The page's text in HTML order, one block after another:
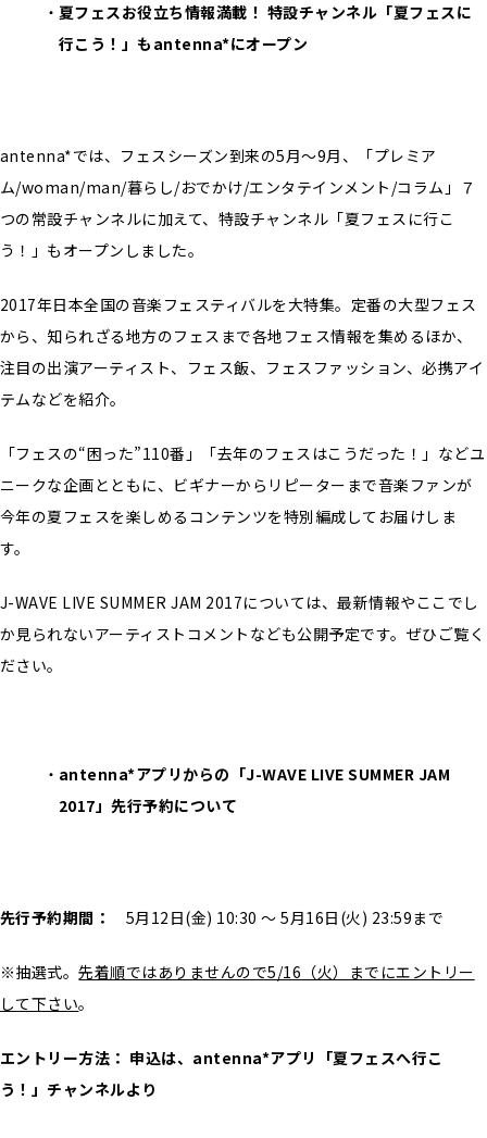
夏フェスお役立ち情報満載！ 特設チャンネル「夏フェスに
行こう！」もantenna*にオープン
antenna*では、フェスシーズン到来の5月～9月、「プレミア
ム/woman/man/暮らし/おでかけ/エンタテインメント/コラム」７
つの常設チャンネルに加えて、特設チャンネル「夏フェスに行こ
う！」もオープンしました。
2017年日本全国の音楽フェスティバルを大特集。定番の大型フェス
から、知られざる地方のフェスまで各地フェス情報を集めるほか、
注目の出演アーティスト、フェス飯、フェスファッション、必携アイ
テムなどを紹介。
「フェスの“困った”110番」「去年のフェスはこうだった！」などユ
ニークな企画とともに、ビギナーからリピーターまで音楽ファンが
今年の夏フェスを楽しめるコンテンツを特別編成してお届けしま
す。
J-WAVE LIVE SUMMER JAM 2017については、最新情報やここでし
か見られないアーティストコメントなども公開予定です。ぜひご覧く
ださい。
antenna*アプリからの 「J-WAVE LIVE SUMMER JAM
2017」先行予約について
先行予約期間： 5月12日(金) 10:30 ～ 5月16日(火) 23:59まで
※抽選式。先着順ではありませんので5/16（火）までにエントリー
して下さい。
エントリー方法： 申込は、antenna*アプリ「夏フェスへ行こ
う！」チャンネルより